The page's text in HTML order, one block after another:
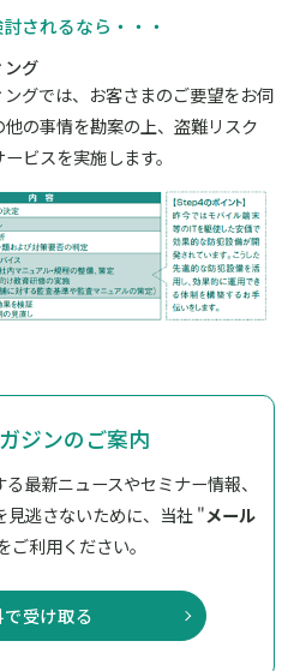
されるなら・・・
ング
グでは、お客さまのご要望をお伺
の事情を勘案の上、盗難リスク
ビスを実施します。
ジンのご案内
最新ニュースやセミナー情報、
逃さないために、 当社 "メール
ご利用ください。
受け取る